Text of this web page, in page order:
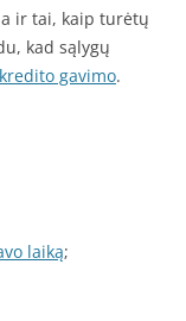
ir tai, kaip turėtų
kad sąlygų
kredito gavimo.
laiką;